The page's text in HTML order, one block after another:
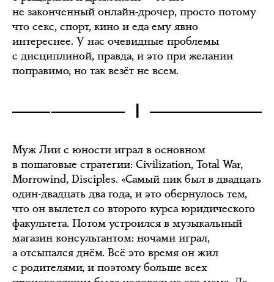
не законченный онлайн-дрочер, просто потому
что секс, спорт, кино и еда ему явно
интереснее. У нас очевидные проблемы
с дисциплиной, правда, и это при желании
поправимо, но так везёт не всем.
Муж Лии с юности играл в основном
в пошаговые стратегии: Civilization, Total War,
Morrowind, Disciples. «Самый пик был в двадцать
один-двадцать два года, и это обернулось тем,
что он вылетел со второго курса юридического
факультета. Потом устроился в музыкальный
магазин консультантом: ночами играл,
а отсыпался днём. Всё это время он жил
с родителями, и поэтому больше всех